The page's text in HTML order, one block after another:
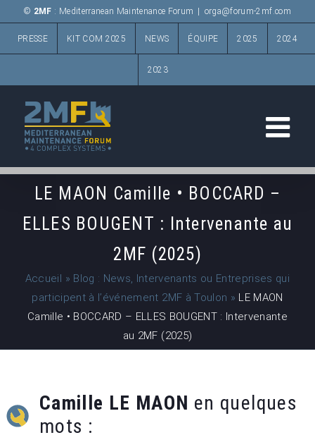
Passer
contenu
© 2MF : Mediterranean Maintenance Forum orga@forum-2mf.com
PRESSE KIT COM 2025 NEWS ÉQUIPE 2025 2024
2023
LE MAON Camille • BOCCARD –
ELLES BOUGENT : Intervenante au
2MF (2025)
Accueil » Blog : News, Intervenants ou Entreprises qui
participent à l’événement 2MF à Toulon » LE MAON
Camille • BOCCARD – ELLES BOUGENT : Intervenante
au 2MF (2025)
Camille LE MAON en quelques
mots :